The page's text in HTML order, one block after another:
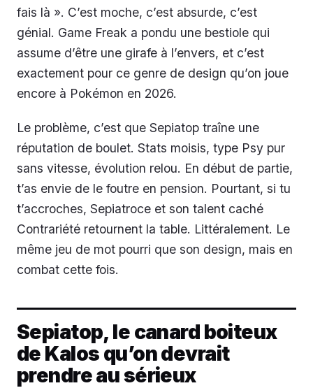
fais là ». C’est moche, c’est absurde, c’est
génial. Game Freak a pondu une bestiole qui
assume d’être une girafe à l’envers, et c’est
exactement pour ce genre de design qu’on joue
encore à Pokémon en 2026.
Le problème, c’est que Sepiatop traîne une
réputation de boulet. Stats moisis, type Psy pur
sans vitesse, évolution relou. En début de partie,
t’as envie de le foutre en pension. Pourtant, si tu
t’accroches, Sepiatroce et son talent caché
Contrariété retournent la table. Littéralement. Le
même jeu de mot pourri que son design, mais en
combat cette fois.
Sepiatop, le canard boiteux
de Kalos qu’on devrait
prendre au sérieux